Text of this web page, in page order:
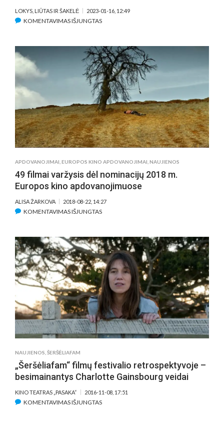
LOKYS, LIŪTAS IR ŠAKELĖ 2023-01-16, 12:49
KOMENTAVIMAS IŠJUNGTASĮRAŠE
BUS
PARODYTI
VISI
KINO
PROVOKATORIAUS
LARSO
VON
TRIERO
ILGAMETRAŽIAI
FILMAI
APDOVANOJIMAI EUROPOS KINO APDOVANOJIMAI NAUJIENOS
49 filmai varžysis dėl nominacijų 2018 m.
Europos kino apdovanojimuose
ALISA ŽARKOVA 2018-08-22, 14:27
KOMENTAVIMAS IŠJUNGTASĮRAŠE
VARŽYSIS
DĖL
NOMINACIJŲ
2018
M.
EUROPOS
KINO
APDOVANOJIMUOSE
NAUJIENOS ŠERŠĖLIAFAM
„Šeršėliafam“ filmų festivalio retrospektyvoje –
besimainantys Charlotte Gainsbourg veidai
KINO TEATRAS „PASAKA“ 2016-11-08, 17:51
KOMENTAVIMAS IŠJUNGTASĮRAŠE